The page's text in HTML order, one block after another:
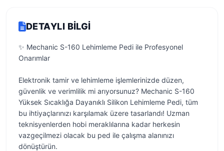
DETAYLI BILGI
✨ Mechanic S-160 Lehimleme Pedi ile Profesyonel
Onarımlar
Elektronik tamir ve lehimleme işlemlerinizde düzen,
güvenlik ve verimlilik mi arıyorsunuz? Mechanic S-160
Yüksek Sıcaklığa Dayanıklı Silikon Lehimleme Pedi, tüm
bu ihtiyaçlarınızı karşılamak üzere tasarlandı! Uzman
teknisyenlerden hobi meraklılarına kadar herkesin
vazgeçilmezi olacak bu ped ile çalışma alanınızı
dönüştürün.